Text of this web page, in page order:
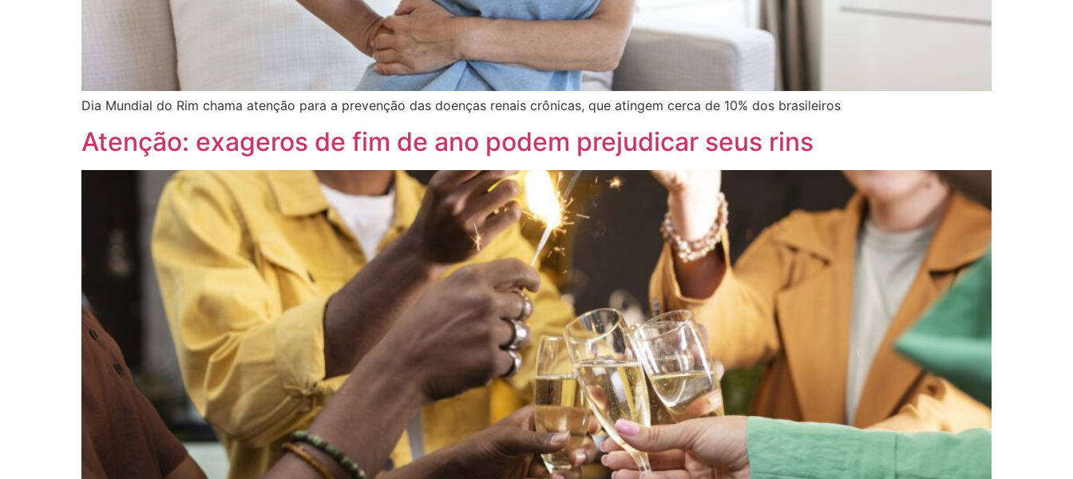
Dia Mundial do Rim chama atenção para a prevenção das doenças renais crônicas, que atingem cerca de 10% dos brasileiros
Atenção: exageros de fim de ano podem prejudicar seus rins